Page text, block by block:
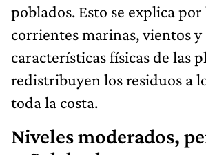
poblados. Esto se explica por
corrientes marinas, vientos y
características físicas de las
redistribuyen los residuos a
toda la costa.
Niveles moderados,